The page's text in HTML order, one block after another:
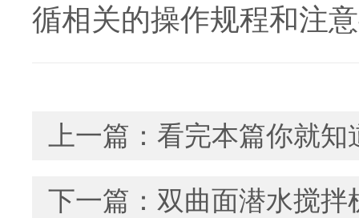
循相关的操作规程和注
上一篇： 看完本篇你就知
下一篇： 双曲面潜水搅拌